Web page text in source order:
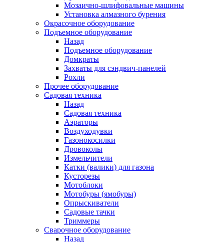
Мозаично-шлифовальные машины
Установка алмазного бурения
Окрасочное оборудование
Подъемное оборудование
Назад
Подъемное оборудование
Домкраты
Захваты для сэндвич-панелей
Рохли
Прочее оборудование
Садовая техника
Назад
Садовая техника
Аэраторы
Воздуходувки
Газонокосилки
Дровоколы
Измельчители
Катки (валики) для газона
Кусторезы
Мотоблоки
Мотобуры (ямобуры)
Опрыскиватели
Садовые тачки
Триммеры
Сварочное оборудование
Назад